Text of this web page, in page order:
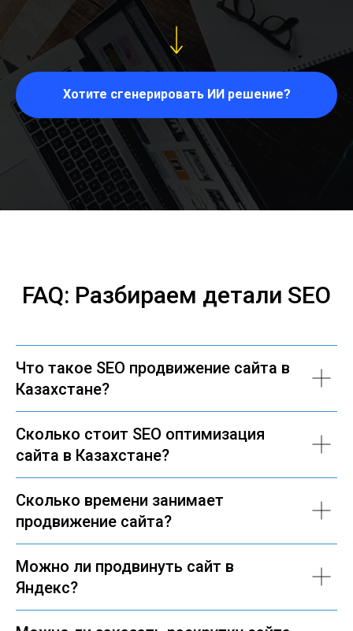
Хотите сгенерировать ИИ решение?
FAQ: Разбираем детали SEO
Что такое SEO продвижение сайта в
Казахстане?
Сколько стоит SEO оптимизация
сайта в Казахстане?
Сколько времени занимает
продвижение сайта?
Можно ли продвинуть сайт в
Яндекс?